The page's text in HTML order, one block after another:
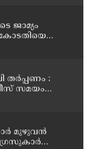
ജാമ്യം
തർപ്പണം :
സമയം
മുഴുവൻ